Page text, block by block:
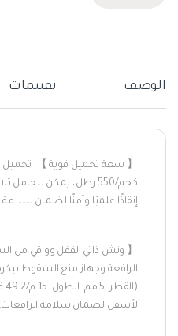
الوصف تقييمات
كجم/550 رطل، يمكن
إنقاذًا علميًا وآمنًا لضمان
【 ونش ذاتي القفل وواقي من
الرافعة وجهاز منع السقوط
(القطر: 5 مم؛ الطول: 15 م/49.2 قدم) مع أجهزة قفل ذاتي لأعلى و
لأسفل لضمان سلامة الرافعات.